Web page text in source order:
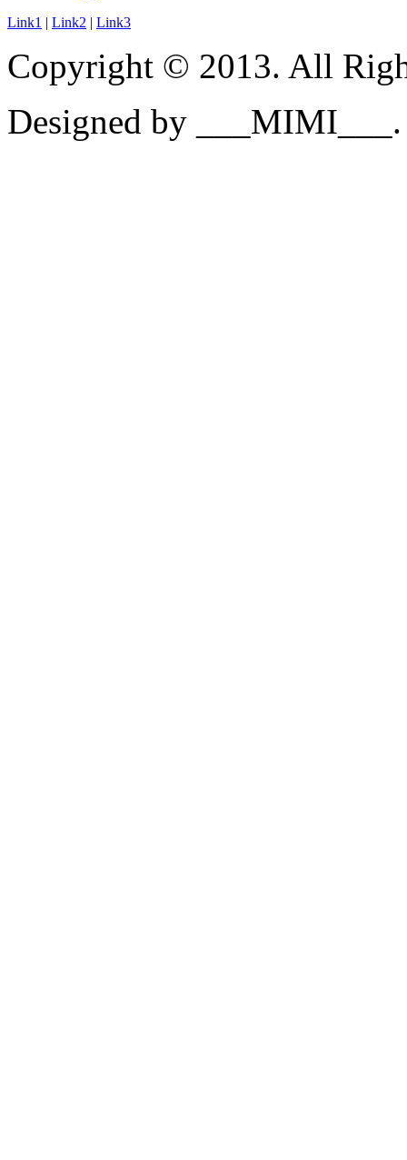
Link1 | Link2 | Link3
Copyright © 2013. All
Designed by ___MIMI___.